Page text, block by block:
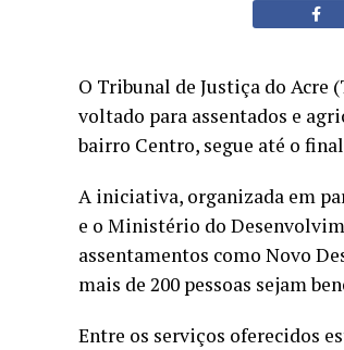
O Tribunal de Justiça do Acre
voltado para assentados e
bairro Centro, segue até o
A iniciativa, organizada em
e o Ministério do
assentamentos como Novo
mais de 200 pessoas sejam
Entre os serviços oferecidos